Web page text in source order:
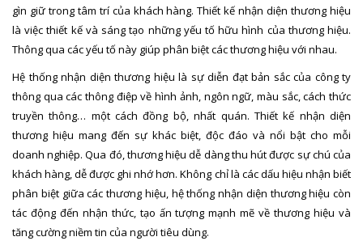
gìn giữ trong tâm trí của khách hàng. Thiết kế nhận diện thương hiệu
là việc thiết kế và sáng tạo những yếu tố hữu hình của thương hiệu.
Thông qua các yếu tố này giúp phân biệt các thương hiệu với nhau.
Hệ thống nhận diện thương hiệu là sự diễn đạt bản sắc của công ty
thông qua các thông điệp về hình ảnh, ngôn ngữ, màu sắc, cách thức
truyền thông… một cách đồng bộ, nhất quán. Thiết kế nhận diện
thương hiệu mang đến sự khác biệt, độc đáo và nổi bật cho mỗi
doanh nghiệp. Qua đó, thương hiệu dễ dàng thu hút được sự chú của
khách hàng, dễ được ghi nhớ hơn. Không chỉ là các dấu hiệu nhận biết
phân biệt giữa các thương hiệu, hệ thống nhận diện thương hiệu còn
tác động đến nhận thức, tạo ấn tượng mạnh mẽ về thương hiệu và
tăng cường niềm tin của người tiêu dùng.